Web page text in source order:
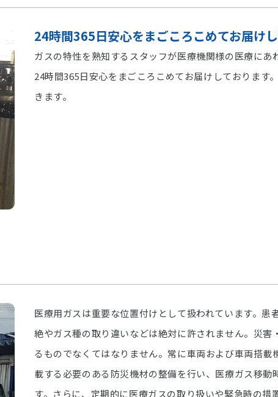
24時間365日安心をまごころこめてお届けし
ガスの特性を熟知するスタッフが医療機関様の医療にあ
24時間365日安心をまごころこめてお届けしております
きます。
医療用ガスは重要な位置付けとして扱われています。
絶やガス種の取り違いなどは絶対に許されません。災
るものでなくてはなりません。常に車両および車両搭
載する必要のある防災機材の整備を行い、医療ガス移
す。さらに、定期的に医療ガスの取り扱いや緊急時の